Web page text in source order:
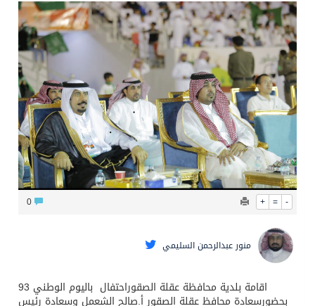
محافظ عفيف يؤدي صلاة عيد الأضحى
الشيخ علي الحذيفي في خطبة عرفة: الحج فريضة تتجلى فيها مظاهر التعارف والتآلف والتعاون والتكافل بين أهل الإسلام
+ = -
منور عبدالرحمن السليمي
اقامة بلدية محافظة عقلة الصقوراحتفال باليوم الوطني 93
بحضورسعادة محافظ عقلة الصقور أ.صالح الشعمل وسعادة رئيس